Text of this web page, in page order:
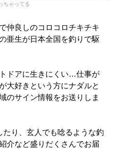
ちゃってる
仲良しのコロコロチキチキ
亜生が日本全国を釣りで駆
ドアに生きにくい…仕事が
大好きという方にナダルと
のサイン情報をお送りしま
り、玄人でも唸るような釣
介など盛りだくさんでお届